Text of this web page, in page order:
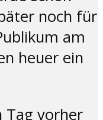
noch für
am
heuer ein
Tag vorher